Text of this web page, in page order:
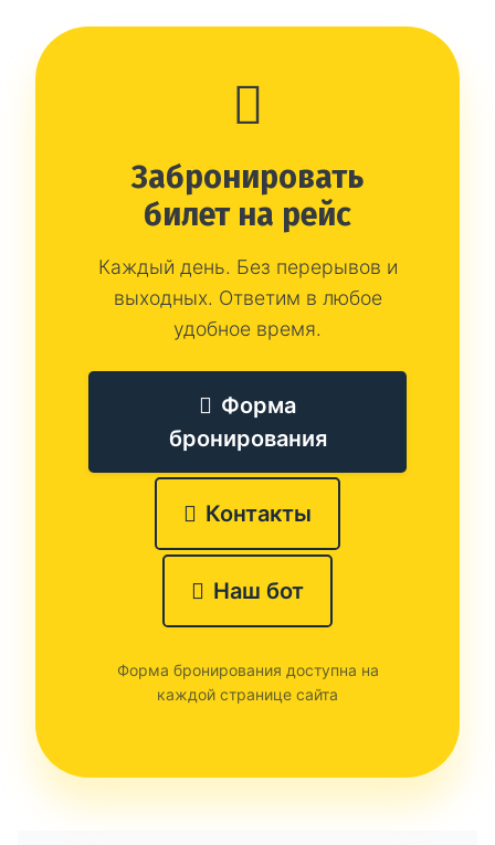
Забронировать
билет на рейс
Каждый день. Без перерывов и
выходных. Ответим в любое
удобное время.
Форма
бронирования
Контакты
Наш бот
Форма бронирования доступна на
каждой странице сайта